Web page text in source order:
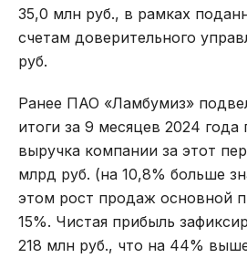
35,0 млн руб., в рамках
счетам доверительного
руб.
Ранее ПАО «Ламбумиз»
итоги за 9 месяцев 2024
выручка компании за этот
млрд руб. (на 10,8% больше
этом рост продаж основной
15%. Чистая прибыль
218 млн руб., что на 44%